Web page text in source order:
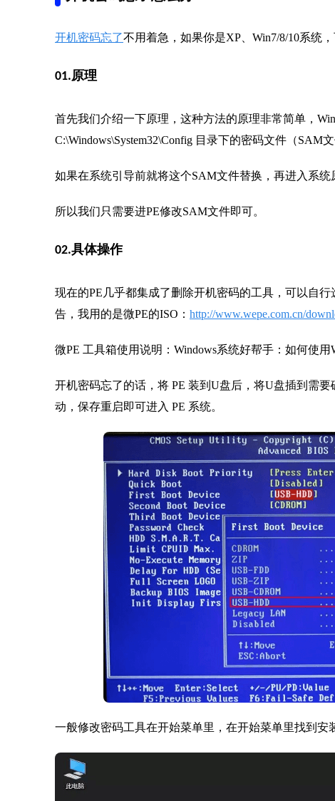
开机密码忘了不用着急，如果你是XP、Win7/8/10系统
01.原理
首先我们介绍一下原理，这种方法的原理非常简单，
C:\Windows\System32\Config 目录下的密码文件（SAM文
如果在系统引导前就将这个SAM文件替换，再进入系统
所以我们只需要进PE修改SAM文件即可。
02.具体操作
现在的PE几乎都集成了删除开机密码的工具，可以自
告，我用的是微PE的ISO： http://www.wepe.com.cn/
微PE 工具箱使用说明：Windows系统好帮手：如何使用
开机密码忘了的话，将 PE 装到U盘后，将U盘插到需
动，保存重启即可进入 PE 系统。
一般修改密码工具在开始菜单里，在开始菜单里找到安